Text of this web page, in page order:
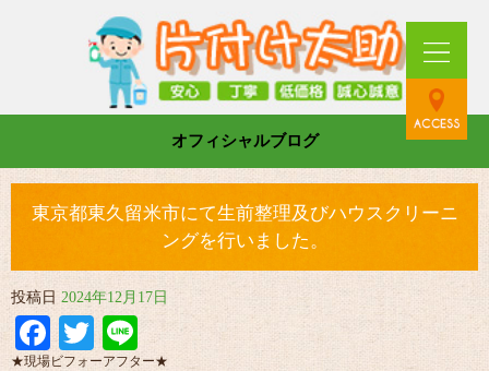
オフィシャルブログ
東京都東久留米市にて生前整理及びハウスクリーニ
ングを行いました。
投稿日 2024年12月17日
Facebook
Twitter
Line
★現場ビフォーアフター★